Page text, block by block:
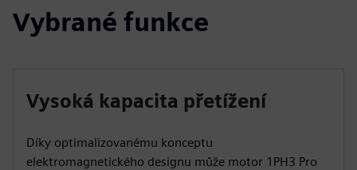
Vybrané funkce
Vysoká kapacita přetížení
Díky optimalizovanému konceptu
elektromagnetického designu může motor 1PH3 Pro